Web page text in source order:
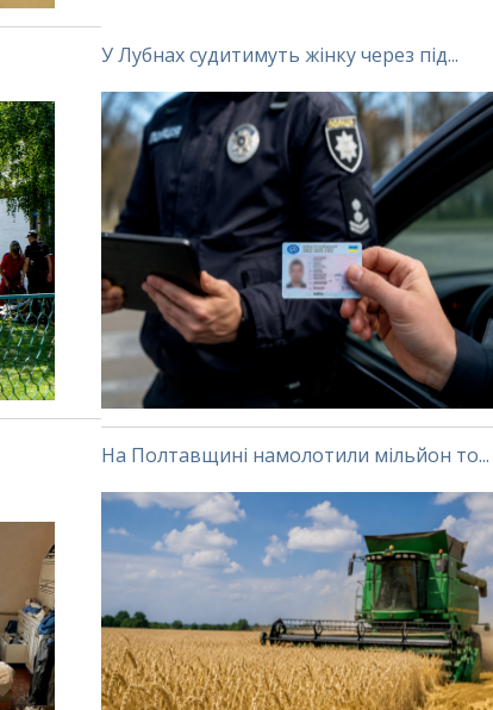
У Лубнах судитимуть жінку через під...
На Полтавщині намолотили мільйон то...